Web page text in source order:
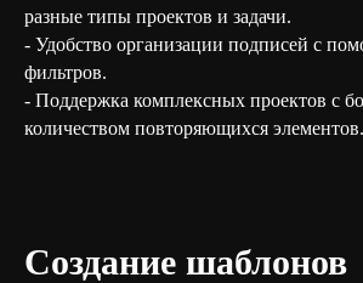
разные типы проектов и задачи.
- Удобство организации подписей с
фильтров.
- Поддержка комплексных проектов с
количеством повторяющихся элементов.
Создание шаблонов